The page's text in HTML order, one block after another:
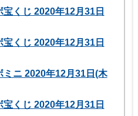
くじ 2020年12月31日
くじ 2020年12月31日
ニ 2020年12月31日(木
くじ 2020年12月31日